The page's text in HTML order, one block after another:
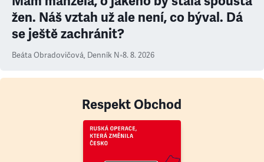
žen. Náš vztah už ale není, co býval. Dá
se ještě zachránit?
Beáta Obradovičová, Denník N•8. 8. 2026
Respekt Obchod